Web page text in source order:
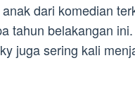
dari komedian
tahun belakangan
juga sering kali